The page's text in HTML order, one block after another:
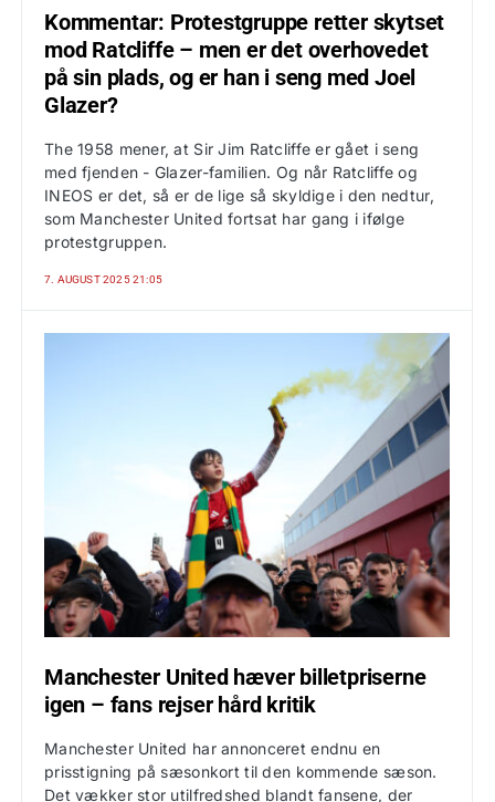
Kommentar: Protestgruppe retter skytset
mod Ratcliffe – men er det overhovedet
på sin plads, og er han i seng med Joel
Glazer?
The 1958 mener, at Sir Jim Ratcliffe er gået i seng
med fjenden - Glazer-familien. Og når Ratcliffe og
INEOS er det, så er de lige så skyldige i den nedtur,
som Manchester United fortsat har gang i ifølge
protestgruppen.
7. AUGUST 2025 21:05
Manchester United hæver billetpriserne
igen – fans rejser hård kritik
Manchester United har annonceret endnu en
prisstigning på sæsonkort til den kommende sæson.
Det vækker stor utilfredshed blandt fansene, der